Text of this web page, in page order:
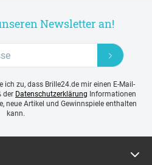
Newsletter an!
ich zu, dass Brille24.de mir einen E-Mail-
der Datenschutzerklärung Informationen
neue Artikel und Gewinnspiele enthalten
kann.